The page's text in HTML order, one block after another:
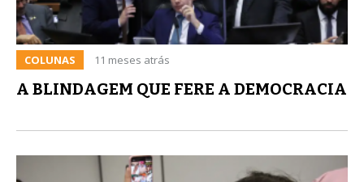
COLUNAS 11 meses atrás
A BLINDAGEM QUE FERE A DEMOCRACIA